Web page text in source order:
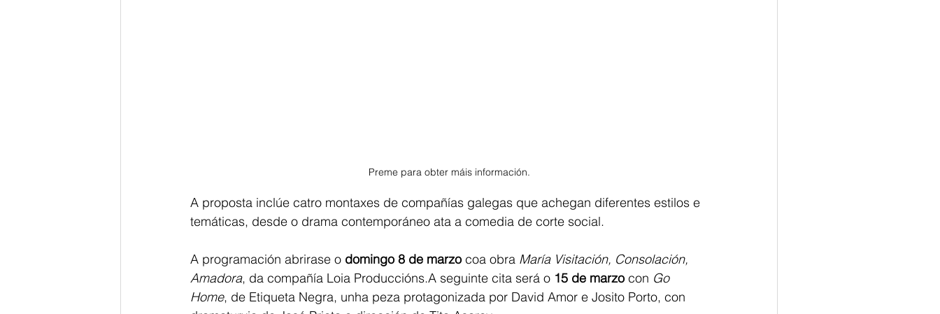
Preme para obter máis información.
A proposta inclúe catro montaxes de compañías galegas que achegan diferentes estilos e
temáticas, desde o drama contemporáneo ata a comedia de corte social.
A programación abrirase o domingo 8 de marzo coa obra María Visitación, Consolación,
Amadora, da compañía Loia Produccións.A seguinte cita será o 15 de marzo con Go
Home, de Etiqueta Negra, unha peza protagonizada por David Amor e Josito Porto, con